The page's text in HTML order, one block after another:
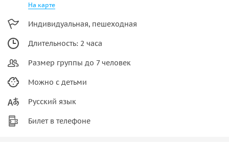
На карте
Индивидуальная, пешеходная
Длительность: 2 часа
Размер группы до 7 человек
Можно с детьми
Русский язык
Билет в телефоне